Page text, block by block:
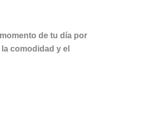
de tu día por
comodidad y el